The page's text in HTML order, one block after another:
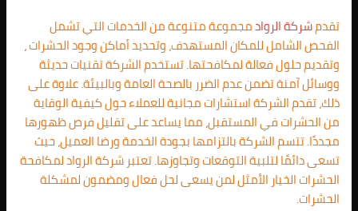
تقدمشركة الروادمجموعة متنوعة من الخدمات التي تشمل
الفحص الشامل للمكان المستهدف، وتحديد أماكن وجود الحشرات ،
وتقديم حلول فعالة لمكافحتها. تستخدم الشركة تقنيات حديثة
ووسائل آمنة تضمن عدم الضرر بالصحة العامة وبالبيئة. علاوة على
ذلك، تقدم الشركة استشارات مجانية للعملاء حول كيفية الوقاية
من الحشرات في المستقبل، مما يساعد على تقليل فرص ظهورها
مجددًا. تتسم الشركة بالتزامها بجودة الخدمة ورضا العميل، حيث
تسعى دائمًا لتلبية التوقعات وتجاوزها. تعتبر شركة الرواد لمكافحة
الحشرات الخيار الأمثل لمن يسعى لحل فعال ومضمون لمشكلة
الحشرات.